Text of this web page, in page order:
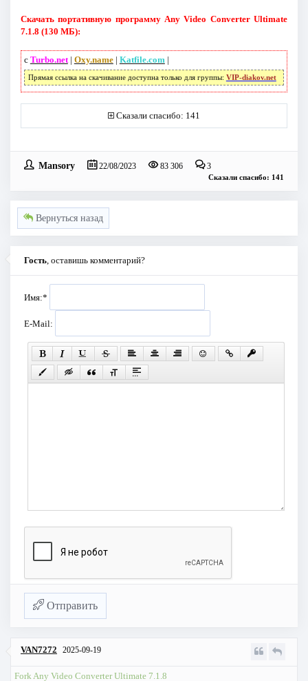
Скачать портативную программу Any Video Converter Ultimate
7.1.8 (130 МБ):
с Turbo.net| Oxy.name| Katfile.com|
Прямая ссылка на скачивание доступна только для группы: VIP-diakov.net
Сказали спасибо: 141
Mansory 22/08/2023 83 306 3
Сказали спасибо: 141
Вернуться назад
Гость , оставишь комментарий?
Имя:*
E-Mail:
Отправить
VAN7272 2025-09-19
Fork Any Video Converter Ultimate 7.1.8